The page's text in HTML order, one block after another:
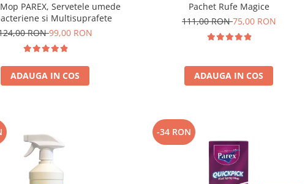
PAREX, Servetele umede
si Multisuprafete
RON99,00 RON
ADAUGA IN COS
Pachet Rufe Magice
111,00 RON75,00 RON
ADAUGA IN COS
-34 RON